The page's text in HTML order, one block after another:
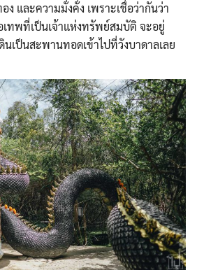
ง และความมั่งคั่ง เพราะเชื่อว่ากันว่า
ทพที่เป็นเจ้าแห่งทรัพย์สมบัติ จะอยู่
นเป็นสะพานทอดเข้าไปที่วังบาดาลเลย